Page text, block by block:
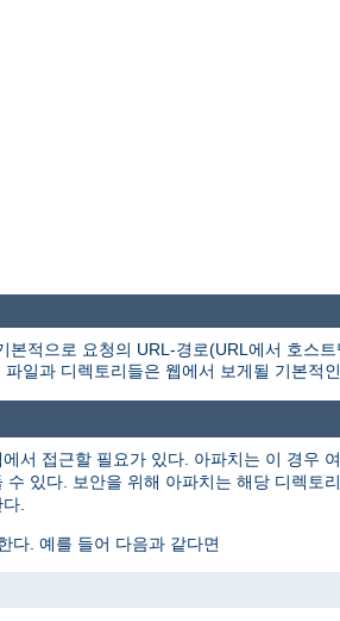
적으로 요청의 URL-경로(URL에서 호스
파일과 디렉토리들은 웹에서 보게될 기본적
서 접근할 필요가 있다. 아파치는 이 경우
수 있다. 보안을 위해 아파치는 해당 디렉토
.
다. 예를 들어 다음과 같다면